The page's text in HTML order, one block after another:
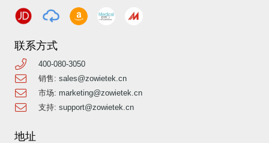
联系方式
400-080-3050
销售: sales@zowietek.cn
市场: marketing@zowietek.cn
支持: support@zowietek.cn
地址